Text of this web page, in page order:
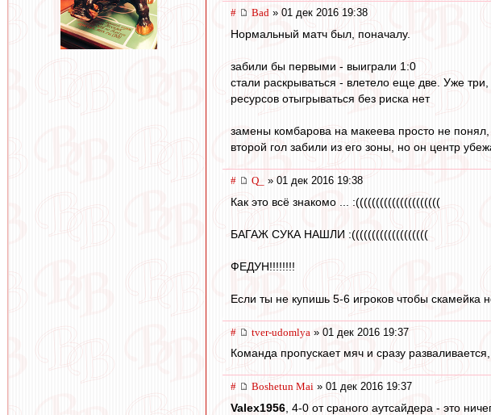
# Bad » 01 дек 2016 19:38
Нормальный матч был, поначалу.
забили бы первыми - выиграли 1:0
стали раскрываться - влетело еще две. Уже
ресурсов отыгрываться без риска нет
замены комбарова на макеева просто не понял,
второй гол забили из его зоны, но он центр
# Q_ » 01 дек 2016 19:38
Как это всё знакомо ... :(((((((((((((((((((((
БАГАЖ СУКА НАШЛИ :(((((((((((((((((((
ФЕДУН!!!!!!!!
Если ты не купишь 5-6 игроков чтобы скамейка
# tver-udomlya » 01 дек 2016 19:37
Команда пропускает мяч и сразу
# Boshetun Mai » 01 дек 2016 19:37
Valex1956 , 4-0 от сраного аутсайдера - это